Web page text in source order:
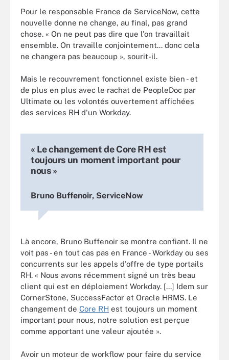
Pour le responsable France de ServiceNow, cette
nouvelle donne ne change, au final, pas grand
chose. « On ne peut pas dire que l'on travaillait
ensemble. On travaille conjointement... donc cela
ne changera pas beaucoup », sourit-il.
Mais le recouvrement fonctionnel existe bien - et
de plus en plus avec le rachat de PeopleDoc par
Ultimate ou les volontés ouvertement affichées
des services RH d'un Workday.
« Le changement de Core RH est
toujours un moment important pour
nous »
Bruno Buffenoir, ServiceNow
Là encore, Bruno Buffenoir se montre confiant. Il ne
voit pas - en tout cas pas en France - Workday ou ses
concurrents sur les appels d'offre de type portails
RH. « Nous avons récemment signé un très beau
client qui est en déploiement Workday. [...] Idem sur
CornerStone, SuccessFactor et Oracle HRMS. Le
changement de Core RH est toujours un moment
important pour nous, notre solution est perçue
comme apportant une valeur ajoutée ».
Avoir un moteur de workflow pour faire du service